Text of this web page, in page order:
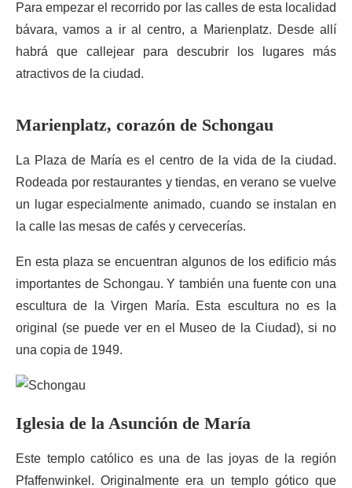
Para empezar el recorrido por las calles de esta localidad
bávara, vamos a ir al centro, a Marienplatz. Desde allí
habrá que callejear para descubrir los lugares más
atractivos de la ciudad.
Marienplatz, corazón de Schongau
La Plaza de María es el centro de la vida de la ciudad.
Rodeada por restaurantes y tiendas, en verano se vuelve
un lugar especialmente animado, cuando se instalan en
la calle las mesas de cafés y cervecerías.
En esta plaza se encuentran algunos de los edificio más
importantes de Schongau. Y también una fuente con una
escultura de la Virgen María. Esta escultura no es la
original (se puede ver en el Museo de la Ciudad), si no
una copia de 1949.
Iglesia de la Asunción de María
Este templo católico es una de las joyas de la región
Pfaffenwinkel. Originalmente era un templo gótico que